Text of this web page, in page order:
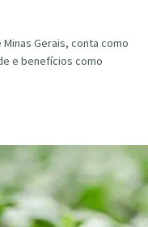
Gerais, conta como
e benefícios como